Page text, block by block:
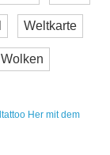
Weltkarte
Wolken
Her mit dem